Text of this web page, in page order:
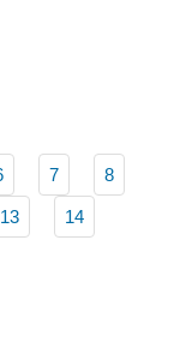
7 8
13 14